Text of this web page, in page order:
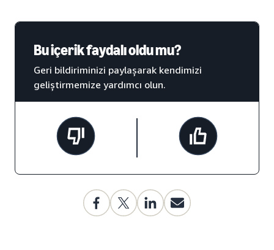
Bu içerik faydalı oldu mu?
Geri bildiriminizi paylaşarak kendimizi
geliştirmemize yardımcı olun.